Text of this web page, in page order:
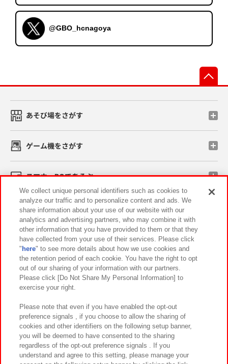
@GBO_hcnagoya
あそび場をさがす
ゲーム機をさがす
スマホ・PCであそぶ
イベント・キャンペーン
関連会社 サステナビリティ サイトポリシー
プライバシーポリシー ウェブアクセシビリティ方針と検証結果
お取引先さまとともに
カスタマーハラスメント対応方針 よくあるご質問・お問い合わせ
We collect unique personal identifiers such as cookies to
analyze our traffic and to personalize content and ads. We
share information about your use of our website with our
analytics and advertising partners, who may combine it with
other information that you have provided to them or that they
have collected from your use of their services. Please click
" here" to see more details about how we use cookies and
the retention period of each cookie. You have the right to opt
out of our sharing of your information with our partners.
Please click [Do Not Share My Personal Information] to
exercise your right.
Please note that even if you have enabled the opt-out
preference signals , if you choose to allow the sharing of
cookies and other identifiers on the following setup banner,
you will be deemed to have consented to the sharing
regardless of the opt-out preference signals . If you
understand and agree to this setting, please manage your